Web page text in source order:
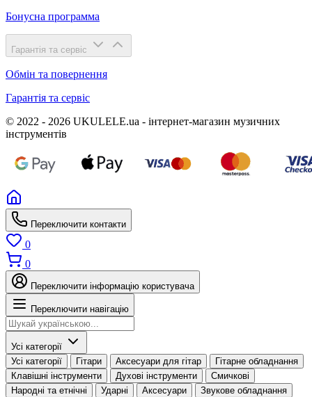
Бонусна программа
Гарантія та сервіс
Обмін та повернення
Гарантія та сервіс
© 2022 - 2026 UKULELE.ua - інтернет-магазин музичних
інструментів
Переключити контакти
0
0
Переключити інформацію користувача
Переключити навігацію
Усі категорії
Усі категорії
Гітари Аксесуари для гітар
Гітарне обладнання
Клавішні інструменти
Духові інструменти
Смичкові
Народні та етнічні
Ударні Аксесуари
Звукове обладнання